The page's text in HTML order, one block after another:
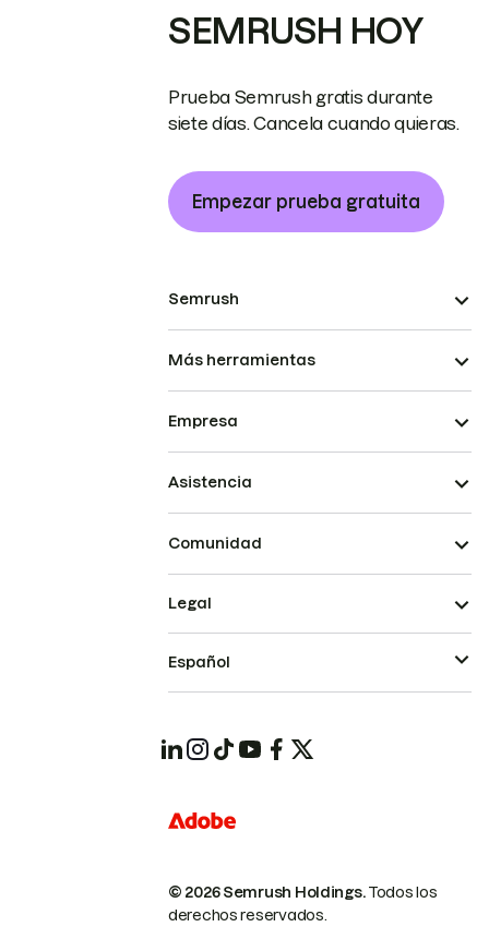
SEMRUSH HOY
Prueba Semrush gratis durante
siete días. Cancela cuando quieras.
Empezar prueba gratuita
Semrush
Más herramientas
Empresa
Asistencia
Comunidad
© 2026 Semrush Holdings.Todos los
derechos reservados.
Legal
Español